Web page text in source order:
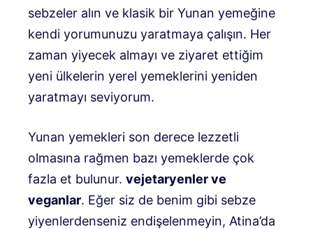
sebzeler alın ve klasik bir Yunan yemeğine
kendi yorumunuzu yaratmaya çalışın. Her
zaman yiyecek almayı ve ziyaret ettiğim
yeni ülkelerin yerel yemeklerini yeniden
yaratmayı seviyorum.
Yunan yemekleri son derece lezzetli
olmasına rağmen bazı yemeklerde çok
fazla et bulunur. vejetaryenler ve
veganlar. Eğer siz de benim gibi sebze
yiyenlerdenseniz endişelenmeyin, Atina’da